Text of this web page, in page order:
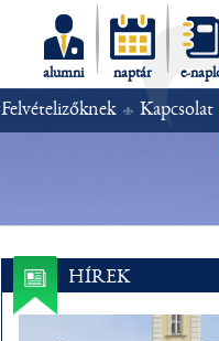
alumni naptár e-
Felvételizőknek Kapcsolat
HÍREK